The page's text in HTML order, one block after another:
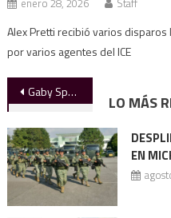
enero 28, 2026 Staff
Alex Pretti recibió varios
por varios agentes del ICE
Navegación
de
entradas
Gaby Spanic rompe en llanto ante el terremoto doble en Venezuela y convoca a la solidaridad
LO MÁS
EN